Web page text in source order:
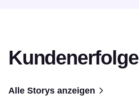
Kundenerfolge
Alle Storys anzeigen